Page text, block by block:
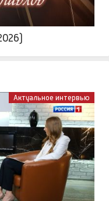
Актуальное интервью